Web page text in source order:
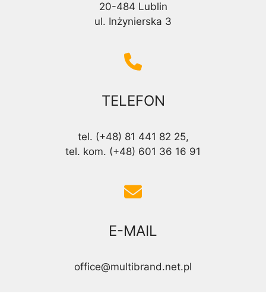
20-484 Lublin
ul. Inżynierska 3
TELEFON
tel. (+48) 81 441 82 25,
tel. kom. (+48) 601 36 16 91
E-MAIL
office@multibrand.net.pl